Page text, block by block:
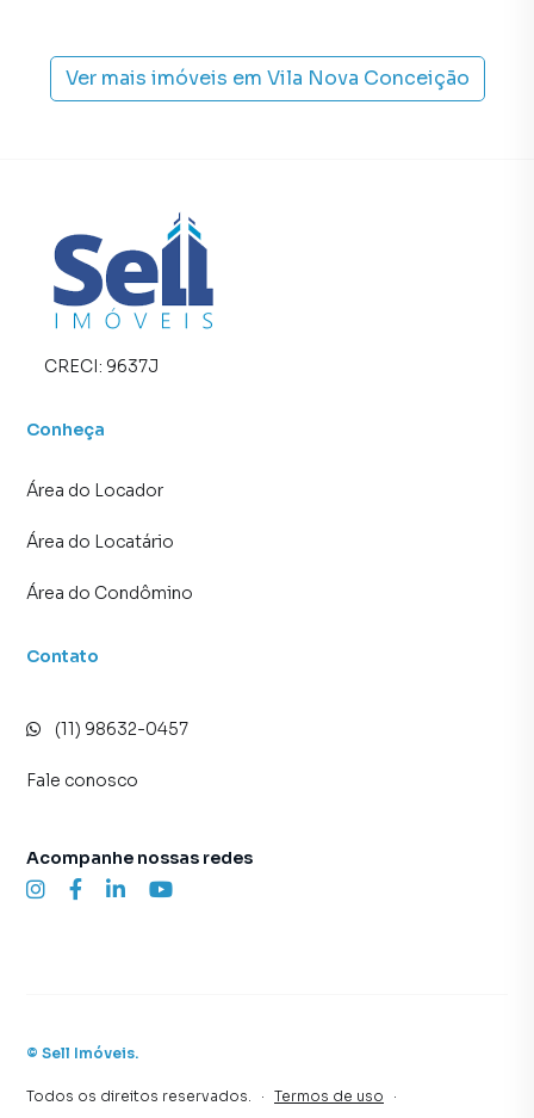
Ver mais imóveis em Vila Nova Conceição
CRECI: 9637J
Conheça
Área do Locador
Área do Locatário
Área do Condômino
Contato
(11) 98632-0457
Fale conosco
Acompanhe nossas redes
© Sell Imóveis.
Todos os direitos reservados. · Termos de uso ·